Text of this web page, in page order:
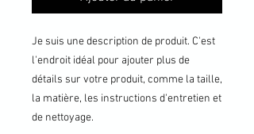
Je suis une description de produit. C'est
l'endroit idéal pour ajouter plus de
détails sur votre produit, comme la taille,
la matière, les instructions d'entretien et
de nettoyage.